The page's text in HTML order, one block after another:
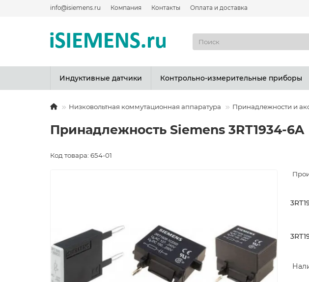
info@isiemens.ru Компания Контакты Оплата и доставка
Индуктивные датчики Контрольно-измерительные приборы
Низковольтная коммутационная аппаратура Принадлежности и
Принадлежность Siemens 3RT1934-6A
Код товара: 654-01